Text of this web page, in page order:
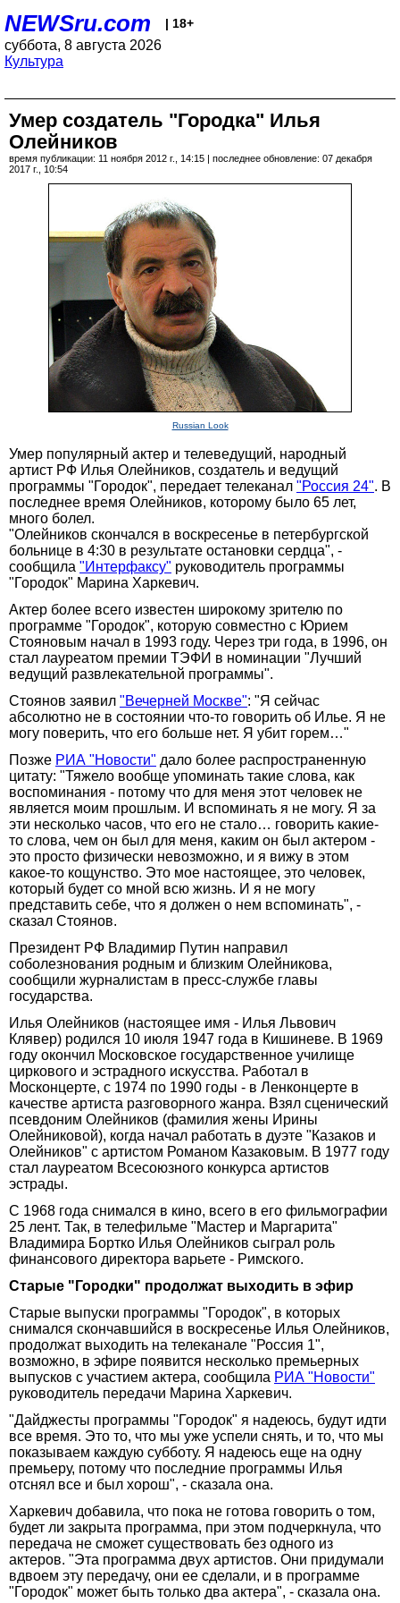
NEWSru.com | 18+
суббота, 8 августа 2026
Культура
Умер создатель "Городка" Илья
Олейников
время публикации: 11 ноября 2012 г., 14:15 | последнее обновление: 07 декабря
2017 г., 10:54
Russian Look
Умер популярный актер и телеведущий, народный
артист РФ Илья Олейников, создатель и ведущий
программы "Городок", передает телеканал "Россия 24". В
последнее время Олейников, которому было 65 лет,
много болел.
"Олейников скончался в воскресенье в петербургской
больнице в 4:30 в результате остановки сердца", -
сообщила "Интерфаксу" руководитель программы
"Городок" Марина Харкевич.
Актер более всего известен широкому зрителю по
программе "Городок", которую совместно с Юрием
Стояновым начал в 1993 году. Через три года, в 1996, он
стал лауреатом премии ТЭФИ в номинации "Лучший
ведущий развлекательной программы".
Стоянов заявил "Вечерней Москве": "Я сейчас
абсолютно не в состоянии что-то говорить об Илье. Я не
могу поверить, что его больше нет. Я убит горем…"
Позже РИА "Новости" дало более распространенную
цитату: "Тяжело вообще упоминать такие слова, как
воспоминания - потому что для меня этот человек не
является моим прошлым. И вспоминать я не могу. Я за
эти несколько часов, что его не стало… говорить какие-
то слова, чем он был для меня, каким он был актером -
это просто физически невозможно, и я вижу в этом
какое-то кощунство. Это мое настоящее, это человек,
который будет со мной всю жизнь. И я не могу
представить себе, что я должен о нем вспоминать", -
сказал Стоянов.
Президент РФ Владимир Путин направил
соболезнования родным и близким Олейникова,
сообщили журналистам в пресс-службе главы
государства.
Илья Олейников (настоящее имя - Илья Львович
Клявер) родился 10 июля 1947 года в Кишиневе. В 1969
году окончил Московское государственное училище
циркового и эстрадного искусства. Работал в
Москонцерте, с 1974 по 1990 годы - в Ленконцерте в
качестве артиста разговорного жанра. Взял сценический
псевдоним Олейников (фамилия жены Ирины
Олейниковой), когда начал работать в дуэте "Казаков и
Олейников" с артистом Романом Казаковым. В 1977 году
стал лауреатом Всесоюзного конкурса артистов
эстрады.
С 1968 года снимался в кино, всего в его фильмографии
25 лент. Так, в телефильме "Мастер и Маргарита"
Владимира Бортко Илья Олейников сыграл роль
финансового директора варьете - Римского.
Старые "Городки" продолжат выходить в эфир
Старые выпуски программы "Городок", в которых
снимался скончавшийся в воскресенье Илья Олейников,
продолжат выходить на телеканале "Россия 1",
возможно, в эфире появится несколько премьерных
выпусков с участием актера, сообщила РИА "Новости"
руководитель передачи Марина Харкевич.
"Дайджесты программы "Городок" я надеюсь, будут идти
все время. Это то, что мы уже успели снять, и то, что мы
показываем каждую субботу. Я надеюсь еще на одну
премьеру, потому что последние программы Илья
отснял все и был хорош", - сказала она.
Харкевич добавила, что пока не готова говорить о том,
будет ли закрыта программа, при этом подчеркнула, что
передача не сможет существовать без одного из
актеров. "Эта программа двух артистов. Они придумали
вдвоем эту передачу, они ее сделали, и в программе
"Городок" может быть только два актера", - сказала она.